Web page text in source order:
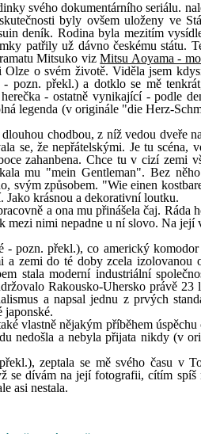
svého dokumentárního seriálu.
byly ovšem uloženy ve
deník. Rodina byla mezitím
patřily už dávno českému státu.
Mitsuko vizMitsu Aoyama -
o svém životě. Viděla jsem
pozn. překl.) a dotklo se mě
- ostatně vynikající - podle
legenda (v originále "die Herz-
chodbou, z níž vedou dveře
se, že nepřátelskými. Je tu scéna,
zahanbena. Chce tu v cizí zemi
mu "mein Gentleman". Bez
svým způsobem. "Wie einen
krásnou a dekorativní loutku.
a ona mu přinášela čaj. Ráda
mezi nimi nepadne u ní slovo. Na její
- pozn. překl.), co americký
zemi do té doby zcela izolovanou
stala moderní industriální
Rakousko-Uhersko právě 23
a napsal jednu z prvých
japonské.
vlastně nějakým příběhem úspěchu
nedošla a nebyla přijata nikdy (v
zeptala se mě svého času v
se dívám na její fotografii, cítím spíš
asi nestala.